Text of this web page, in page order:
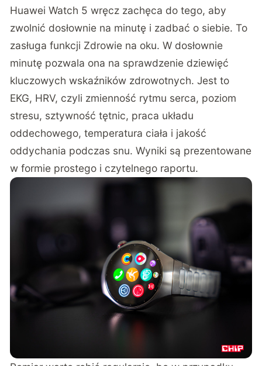
Huawei Watch 5 wręcz zachęca do tego, aby
zwolnić dosłownie na minutę i zadbać o siebie. To
zasługa funkcji Zdrowie na oku. W dosłownie
minutę pozwala ona na sprawdzenie dziewięć
kluczowych wskaźników zdrowotnych. Jest to
EKG, HRV, czyli zmienność rytmu serca, poziom
stresu, sztywność tętnic, praca układu
oddechowego, temperatura ciała i jakość
oddychania podczas snu. Wyniki są prezentowane
w formie prostego i czytelnego raportu.